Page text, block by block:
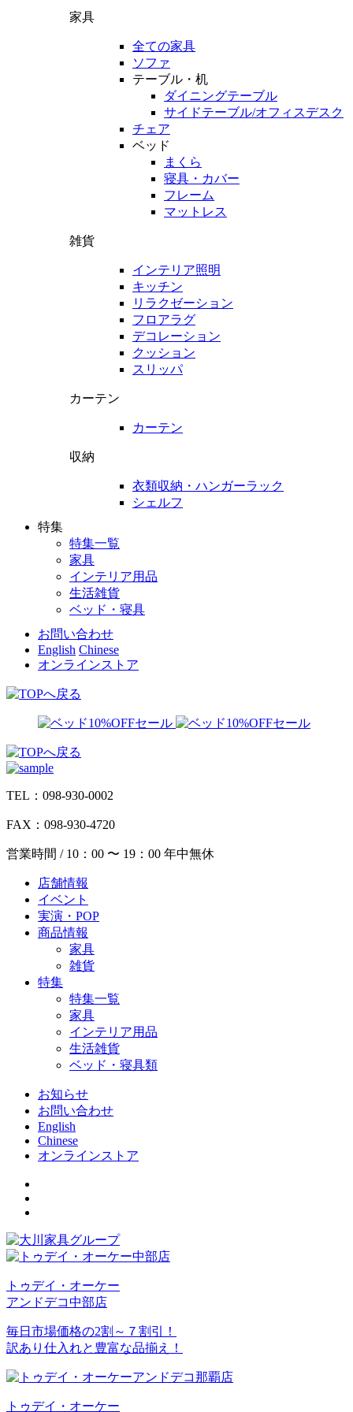
家具
全ての家具
ソファ
テーブル・机
ダイニングテーブル
サイドテーブル/オフィスデスク
チェア
ベッド
まくら
寝具・カバー
フレーム
マットレス
雑貨
インテリア照明
キッチン
リラクゼーション
フロアラグ
デコレーション
クッション
スリッパ
カーテン
カーテン
収納
衣類収納・ハンガーラック
シェルフ
特集
特集一覧
家具
インテリア用品
生活雑貨
ベッド・寝具
お問い合わせ
English Chinese
オンラインストア
TEL：098-930-0002
FAX：098-930-4720
営業時間 / 10：00 〜 19：00 年中無休
店舗情報
イベント
実演・POP
商品情報
家具
雑貨
特集
特集一覧
家具
インテリア用品
生活雑貨
ベッド・寝具類
お知らせ
お問い合わせ
English
Chinese
オンラインストア
トゥデイ・オーケー
アンドデコ中部店
毎日市場価格の2割～７割引！
訳あり仕入れと豊富な品揃え！
トゥデイ・オーケー